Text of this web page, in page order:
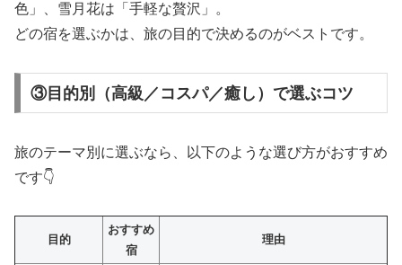
色」、雪月花は「手軽な贅沢」。
どの宿を選ぶかは、旅の目的で決めるのがベストです。
③目的別（高級／コスパ／癒し）で選ぶコツ
旅のテーマ別に選ぶなら、以下のような選び方がおすすめ
です👇
目的
おすすめ
宿
理由